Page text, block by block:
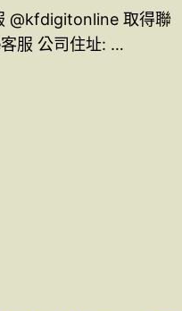
@kfdigitonline 取得聯
服 公司住址: …